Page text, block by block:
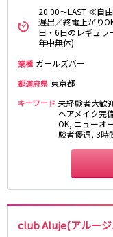
20:00～LAST ≪自
遅出／終電上がり
日・6日のレギュラ
年中無休)
業種 ガールズバー
都道府県 東京都
キーワード 未経験者大歓
ヘアメイク完
OK, ニューオ
験者優遇, 3時
club Aluje(アルージ
町田駅
相模原駅
新横浜駅
矢部駅
古淵駅
東急田園都市線
渋谷駅
たまプラーザ駅
藤が丘駅
二子玉川駅
宮前平駅